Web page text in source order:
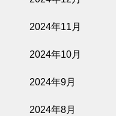
2024年11月
2024年10月
2024年9月
2024年8月